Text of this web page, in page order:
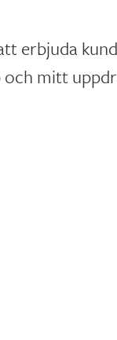
erbjuda
och mitt